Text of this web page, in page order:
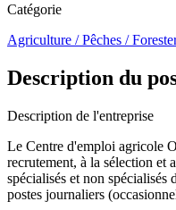
Catégorie
Agriculture / Pêches /
Description du
Description de l'entreprise
Le Centre d'emploi agricole
recrutement, à la sélection et
spécialisés et non spécialisés
postes journaliers